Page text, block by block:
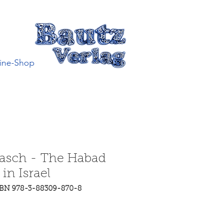
Shop
- The Habad
Israel
978-3-88309-870-8